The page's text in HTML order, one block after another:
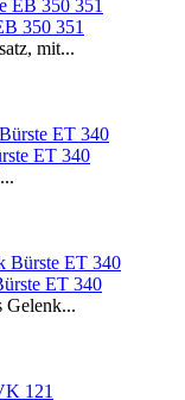
350 351
mit...
ET 340
ET 340
Gelenk...